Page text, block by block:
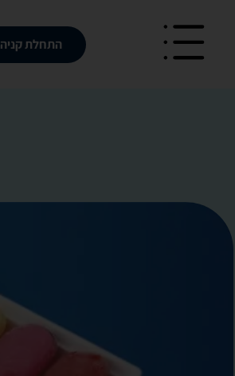
התחלת קניה